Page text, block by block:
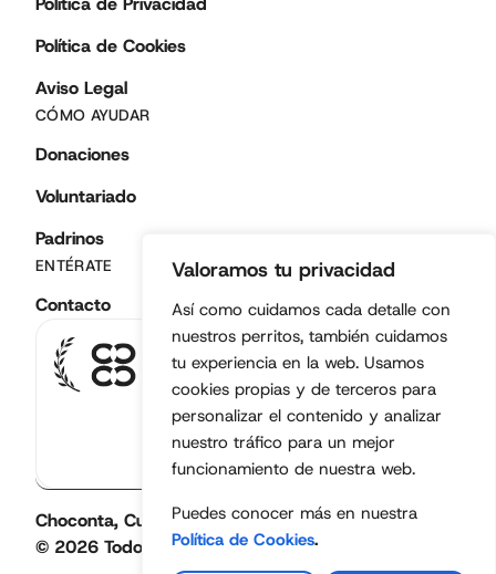
Valoramos tu privacidad
Así como cuidamos cada detalle con
nuestros perritos, también cuidamos
tu experiencia en la web. Usamos
cookies propias y de terceros para
personalizar el contenido y analizar
nuestro tráfico para un mejor
funcionamiento de nuestra web.
Puedes conocer más en nuestra
Política de Cookies.
Política de Cookies
Aviso Legal
CÓMO AYUDAR
Donaciones
Voluntariado
Padrinos
ENTÉRATE
Contacto
Fundación
legalmente
constituida. Entidad
sin ánimo de lucro
• Colombia •
Choconta, Cundinamarca, Colombia
© 2026 Todos los derechos reservados